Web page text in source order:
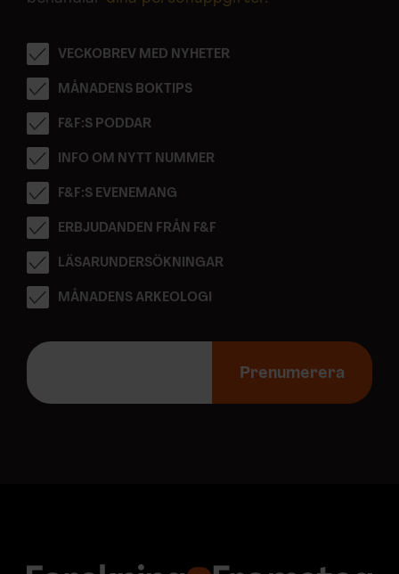
VECKOBREV MED NYHETER
MÅNADENS BOKTIPS
F&F:S PODDAR
INFO OM NYTT NUMMER
F&F:S EVENEMANG
ERBJUDANDEN FRÅN F&F
LÄSARUNDERSÖKNINGAR
MÅNADENS ARKEOLOGI
E
p
s
Prenumerera